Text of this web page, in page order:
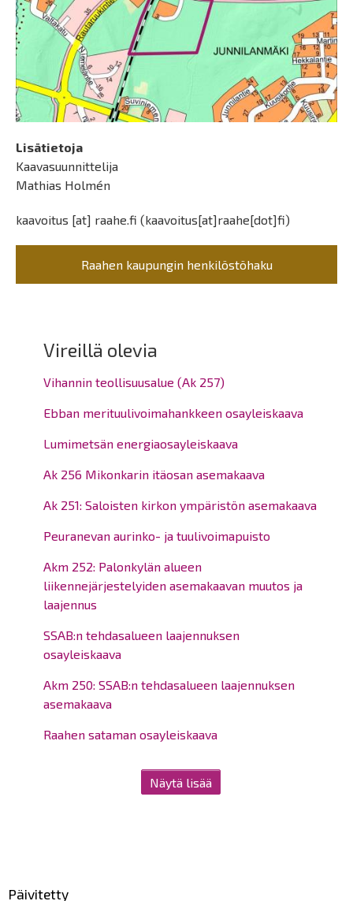
Vireillä olevia
Vihannin teollisuusalue (Ak 257)
Ebban merituulivoimahankkeen osayleiskaava
Lumimetsän energiaosayleiskaava
Ak 256 Mikonkarin itäosan asemakaava
Ak 251: Saloisten kirkon ympäristön asemakaava
Peuranevan aurinko- ja tuulivoimapuisto
Akm 252: Palonkylän alueen
liikennejärjestelyiden asemakaavan muutos ja
laajennus
SSAB:n tehdasalueen laajennuksen
osayleiskaava
Akm 250: SSAB:n tehdasalueen laajennuksen
asemakaava
Raahen sataman osayleiskaava
Näytä lisää
Lisätietoja
Kaavasuunnittelija
Mathias Holmén
kaavoitus [at] raahe.fi (kaavoitus[at]raahe[dot]fi)
Raahen kaupungin henkilöstöhaku
Päivitetty